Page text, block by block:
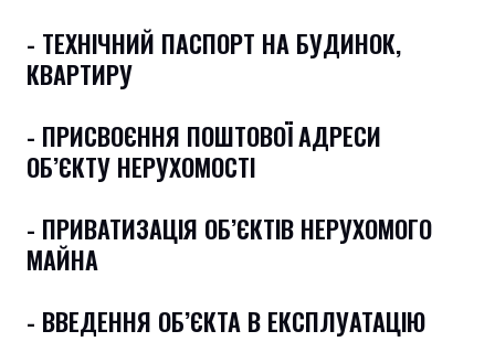
- ТЕХНІЧНИЙ ПАСПОРТ НА БУДИНОК,
КВАРТИРУ
- ПРИСВОЄННЯ ПОШТОВОЇ АДРЕСИ
ОБ’ЄКТУ НЕРУХОМОСТІ
- ПРИВАТИЗАЦІЯ ОБ’ЄКТІВ НЕРУХОМОГО
МАЙНА
- ВВЕДЕННЯ ОБ’ЄКТА В ЕКСПЛУАТАЦІЮ